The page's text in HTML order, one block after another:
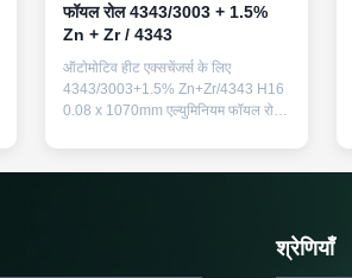
फॉयल रोल 4343/3003 + 1.5%
Zn + Zr / 4343
ऑटोमोटिव हीट एक्सचेंजर्स के लिए
4343/3003+1.5% Zn+Zr/4343 H16
0.08 x 1070mm एल्युमिनियम फॉयल रोल
रासायनिक संरचना, एल्यूमीनियम मिश्र धातु के
बारे में क्लैडिंग सामग्री और वेल्डिंग हीट
श्रेणियाँ